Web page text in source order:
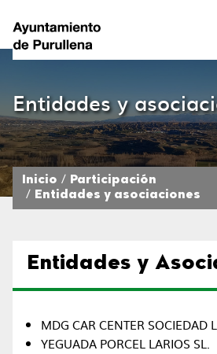
Entidades y
Inicio
Participación
Entidades y asociaciones
Entidades y
MDG CAR CENTER SOCIEDAD
YEGUADA PORCEL LARIOS SL.